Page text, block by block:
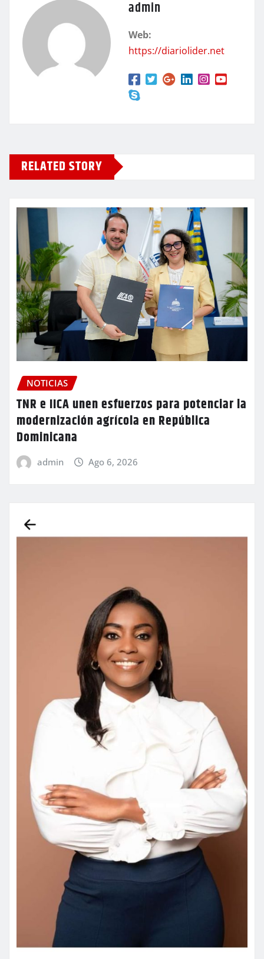
admin
Web:
https://diariolider.net
RELATED STORY
NOTICIAS
TNR e IICA unen esfuerzos para potenciar la
modernización agrícola en República
Dominicana
admin Ago 6, 2026